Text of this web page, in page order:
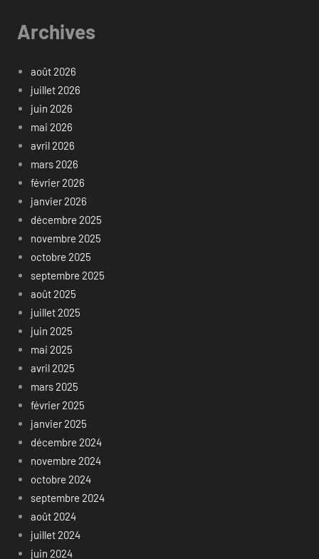
Archives
août 2026
juillet 2026
juin 2026
mai 2026
avril 2026
mars 2026
février 2026
janvier 2026
décembre 2025
novembre 2025
octobre 2025
septembre 2025
août 2025
juillet 2025
juin 2025
mai 2025
avril 2025
mars 2025
février 2025
janvier 2025
décembre 2024
novembre 2024
octobre 2024
septembre 2024
août 2024
juillet 2024
juin 2024